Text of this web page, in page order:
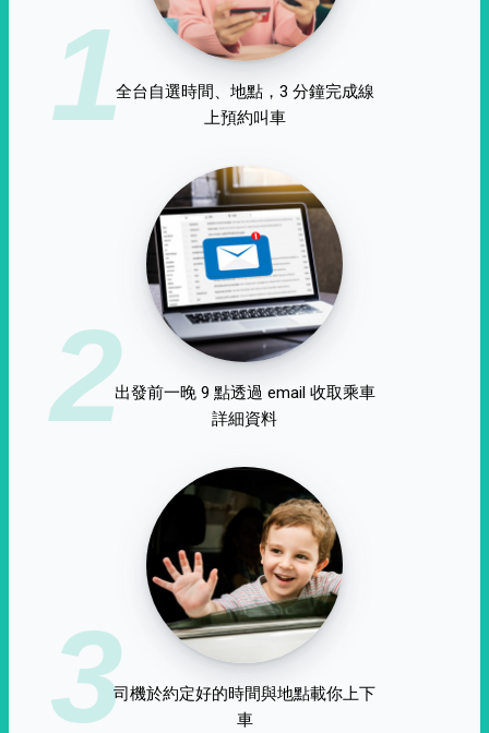
1全台自選時間、地點，3 分鐘完成線
上預約叫車
2出發前一晚 9 點透過 email 收取乘車
詳細資料
3司機於約定好的時間與地點載你上下
車